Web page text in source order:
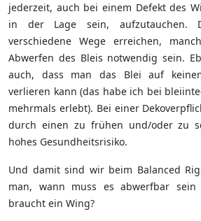
jederzeit, auch bei einem Defekt des
in der Lage sein, aufzutauchen.
verschiedene Wege erreichen,
Abwerfen des Bleis notwendig sein.
auch, dass man das Blei auf
verlieren kann (das habe ich bei
mehrmals erlebt). Bei einer
durch einen zu frühen und/oder zu
hohes Gesundheitsrisiko.
Und damit sind wir beim Balanced
man, wann muss es abwerfbar
braucht ein Wing?